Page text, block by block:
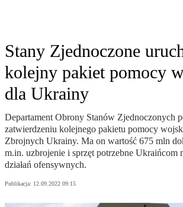
Stany Zjednoczone
kolejny pakiet pomocy
dla Ukrainy
Departament Obrony Stanów Zjednoczonych
zatwierdzeniu kolejnego pakietu pomocy
Zbrojnych Ukrainy. Ma on wartość 675 mln
m.in. uzbrojenie i sprzęt potrzebne Ukraińcom
działań ofensywnych.
Publikacja: 12.09.2022 09:15